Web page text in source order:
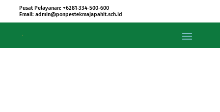
Pusat Pelayanan: +6281-334-500-600
Email: admin@ponpestekmajapahit.sch.id